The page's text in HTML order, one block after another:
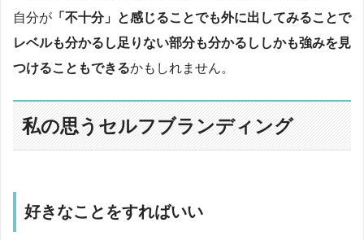
自分が 「不十分」と感じることでも外に出してみることで
レベルも分かるし足りない部分も分かるししかも強みを見
つけることもできるかもしれません。
私の思うセルフブランディング
好きなことをすればいい